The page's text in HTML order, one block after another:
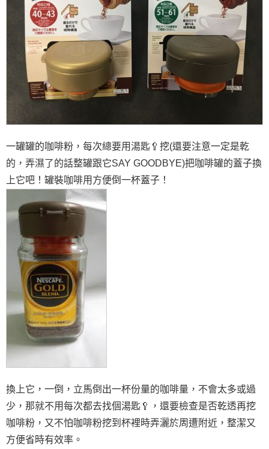
一罐罐的咖啡粉，每次總要用湯匙🥄挖(還要注意一定是乾
的，弄濕了的話整罐跟它SAY GOODBYE)把咖啡罐的蓋子換
上它吧！罐裝咖啡用方便倒一杯蓋子！
換上它，一倒，立馬倒出一杯份量的咖啡量，不會太多或過
少，那就不用每次都去找個湯匙🥄，還要檢查是否乾透再挖
咖啡粉，又不怕咖啡粉挖到杯裡時弄灑於周遭附近，整潔又
方便省時有效率。